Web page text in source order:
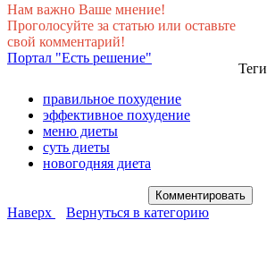
Нам важно Ваше мнение!
Проголосуйте за статью или оставьте
свой комментарий!
Портал "Есть решение"
Теги
правильное похудение
эффективное похудение
меню диеты
суть диеты
новогодняя диета
Наверх Вернуться в категорию